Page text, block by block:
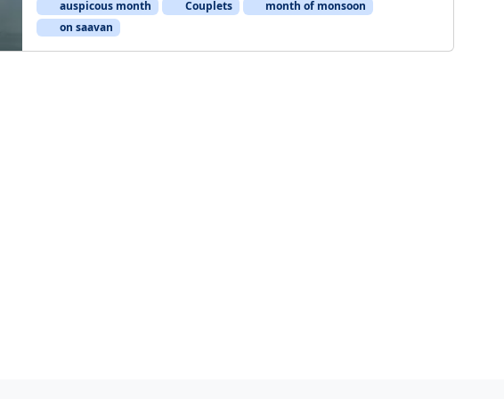
auspicous month Couplets
month of monsoon
on saavan